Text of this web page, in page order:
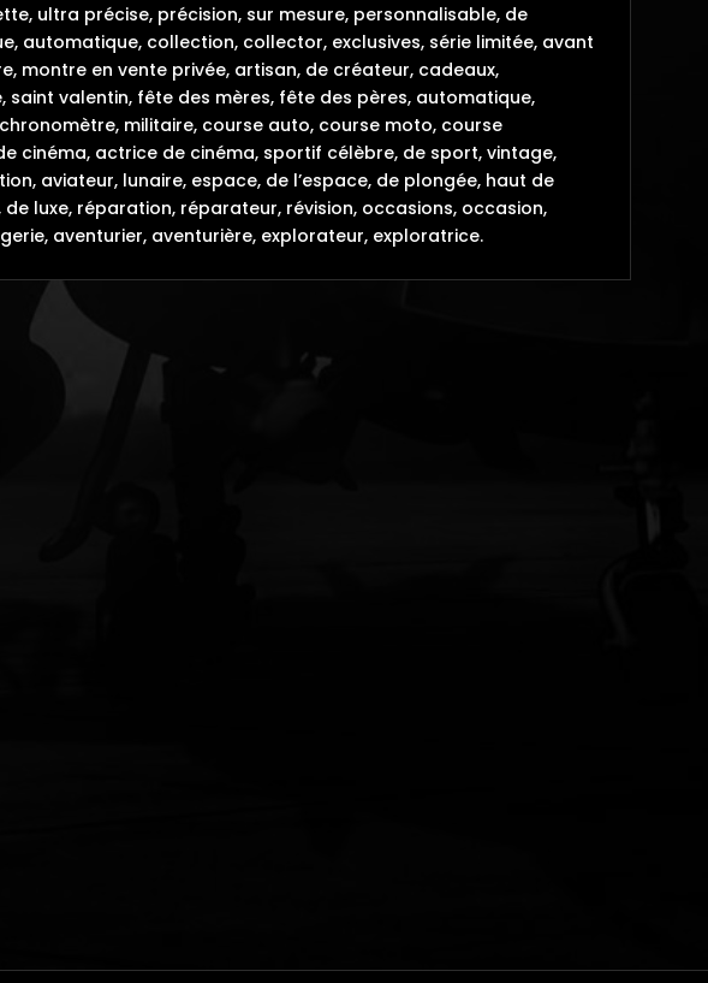
ultra précise, précision, sur mesure, personnalisable, de
automatique, collection, collector, exclusives, série limitée, avant
montre en vente privée, artisan, de créateur, cadeaux,
saint valentin, fête des mères, fête des pères, automatique,
militaire, course auto, course moto, course
cinéma, actrice de cinéma, sportif célèbre, de sport, vintage,
aviateur, lunaire, espace, de l’espace, de plongée, haut de
luxe, réparation, réparateur, révision, occasions, occasion,
aventurier, aventurière, explorateur, exploratrice.